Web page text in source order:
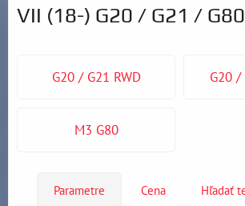
VII (18-) G20 / G21 / G80
G20 / G21 RWD G20 /
M3 G80
Parametre Cena Hľadať